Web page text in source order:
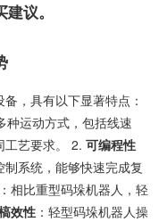
议。
，具有以下显著特点：
种运动方式，包括线速
工艺要求。 2. 可编程性
制系统，能够快速完成复
相比重型码垛机器人，轻
效性 ：轻型码垛机器人操